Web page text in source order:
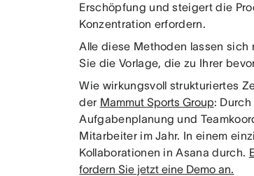
Erschöpfung und steigert die
Konzentration erfordern.
Alle diese Methoden lassen sich
Sie die Vorlage, die zu Ihrer
Wie wirkungsvoll strukturiertes
der Mammut Sports Group:
Aufgabenplanung und
Mitarbeiter im Jahr. In einem
Kollaborationen in Asana durch.
fordern Sie jetzt eine Demo an.